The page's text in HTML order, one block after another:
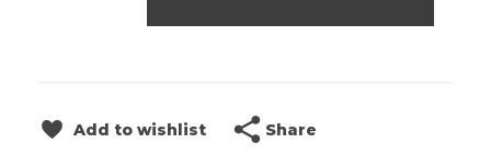
Add to wishlist Share